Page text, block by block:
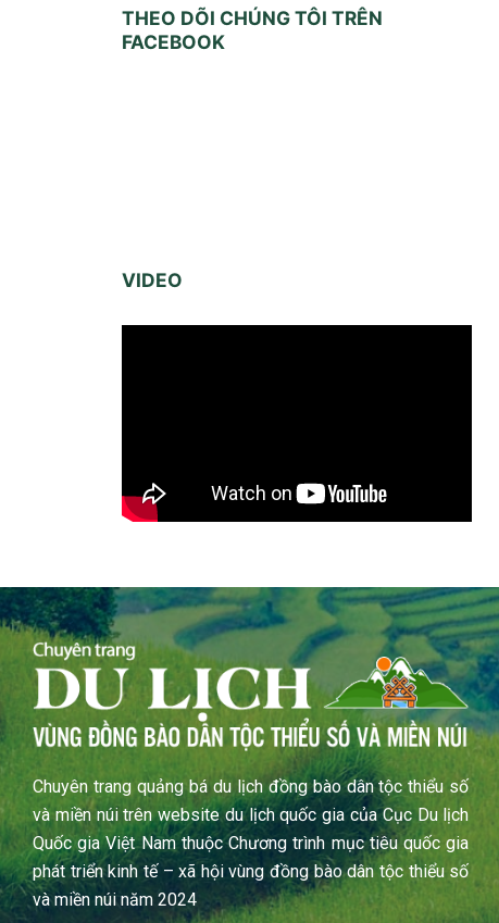
THEO DÕI CHÚNG TÔI TRÊN
FACEBOOK
VIDEO
Chuyên trang quảng bá du lịch đồng bào dân tộc thiểu số
và miền núi trên website du lịch quốc gia của Cục Du lịch
Quốc gia Việt Nam thuộc Chương trình mục tiêu quốc gia
phát triển kinh tế – xã hội vùng đồng bào dân tộc thiểu số
và miền núi năm 2024